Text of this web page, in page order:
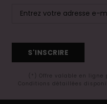
S'INSCRIRE
(*) Offre valable en ligne
Conditions détaillées